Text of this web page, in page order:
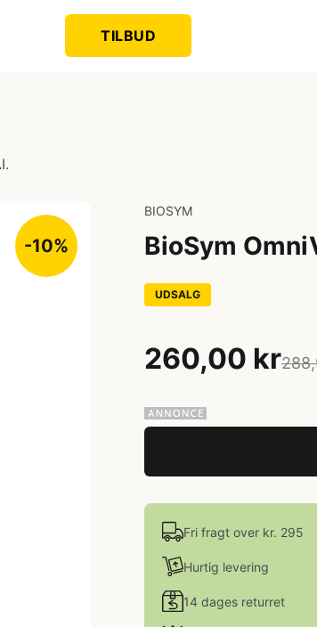
TILBUD
-10%
BIOSYM
BioSym
UDSALG
260,00 kr
Fri fragt over kr. 295
Hurtig levering
14 dages returret